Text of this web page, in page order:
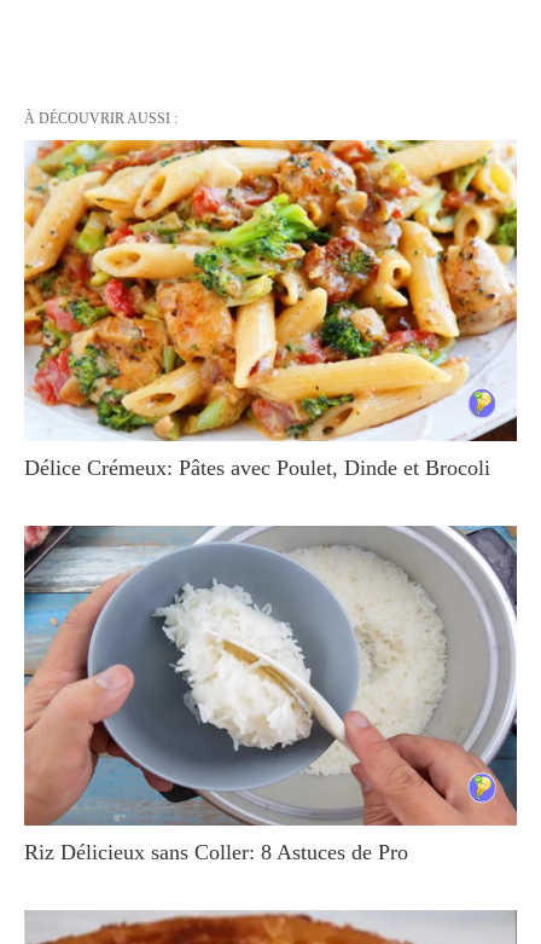
À DÉCOUVRIR AUSSI :
Délice Crémeux: Pâtes avec Poulet, Dinde et Brocoli
Riz Délicieux sans Coller: 8 Astuces de Pro